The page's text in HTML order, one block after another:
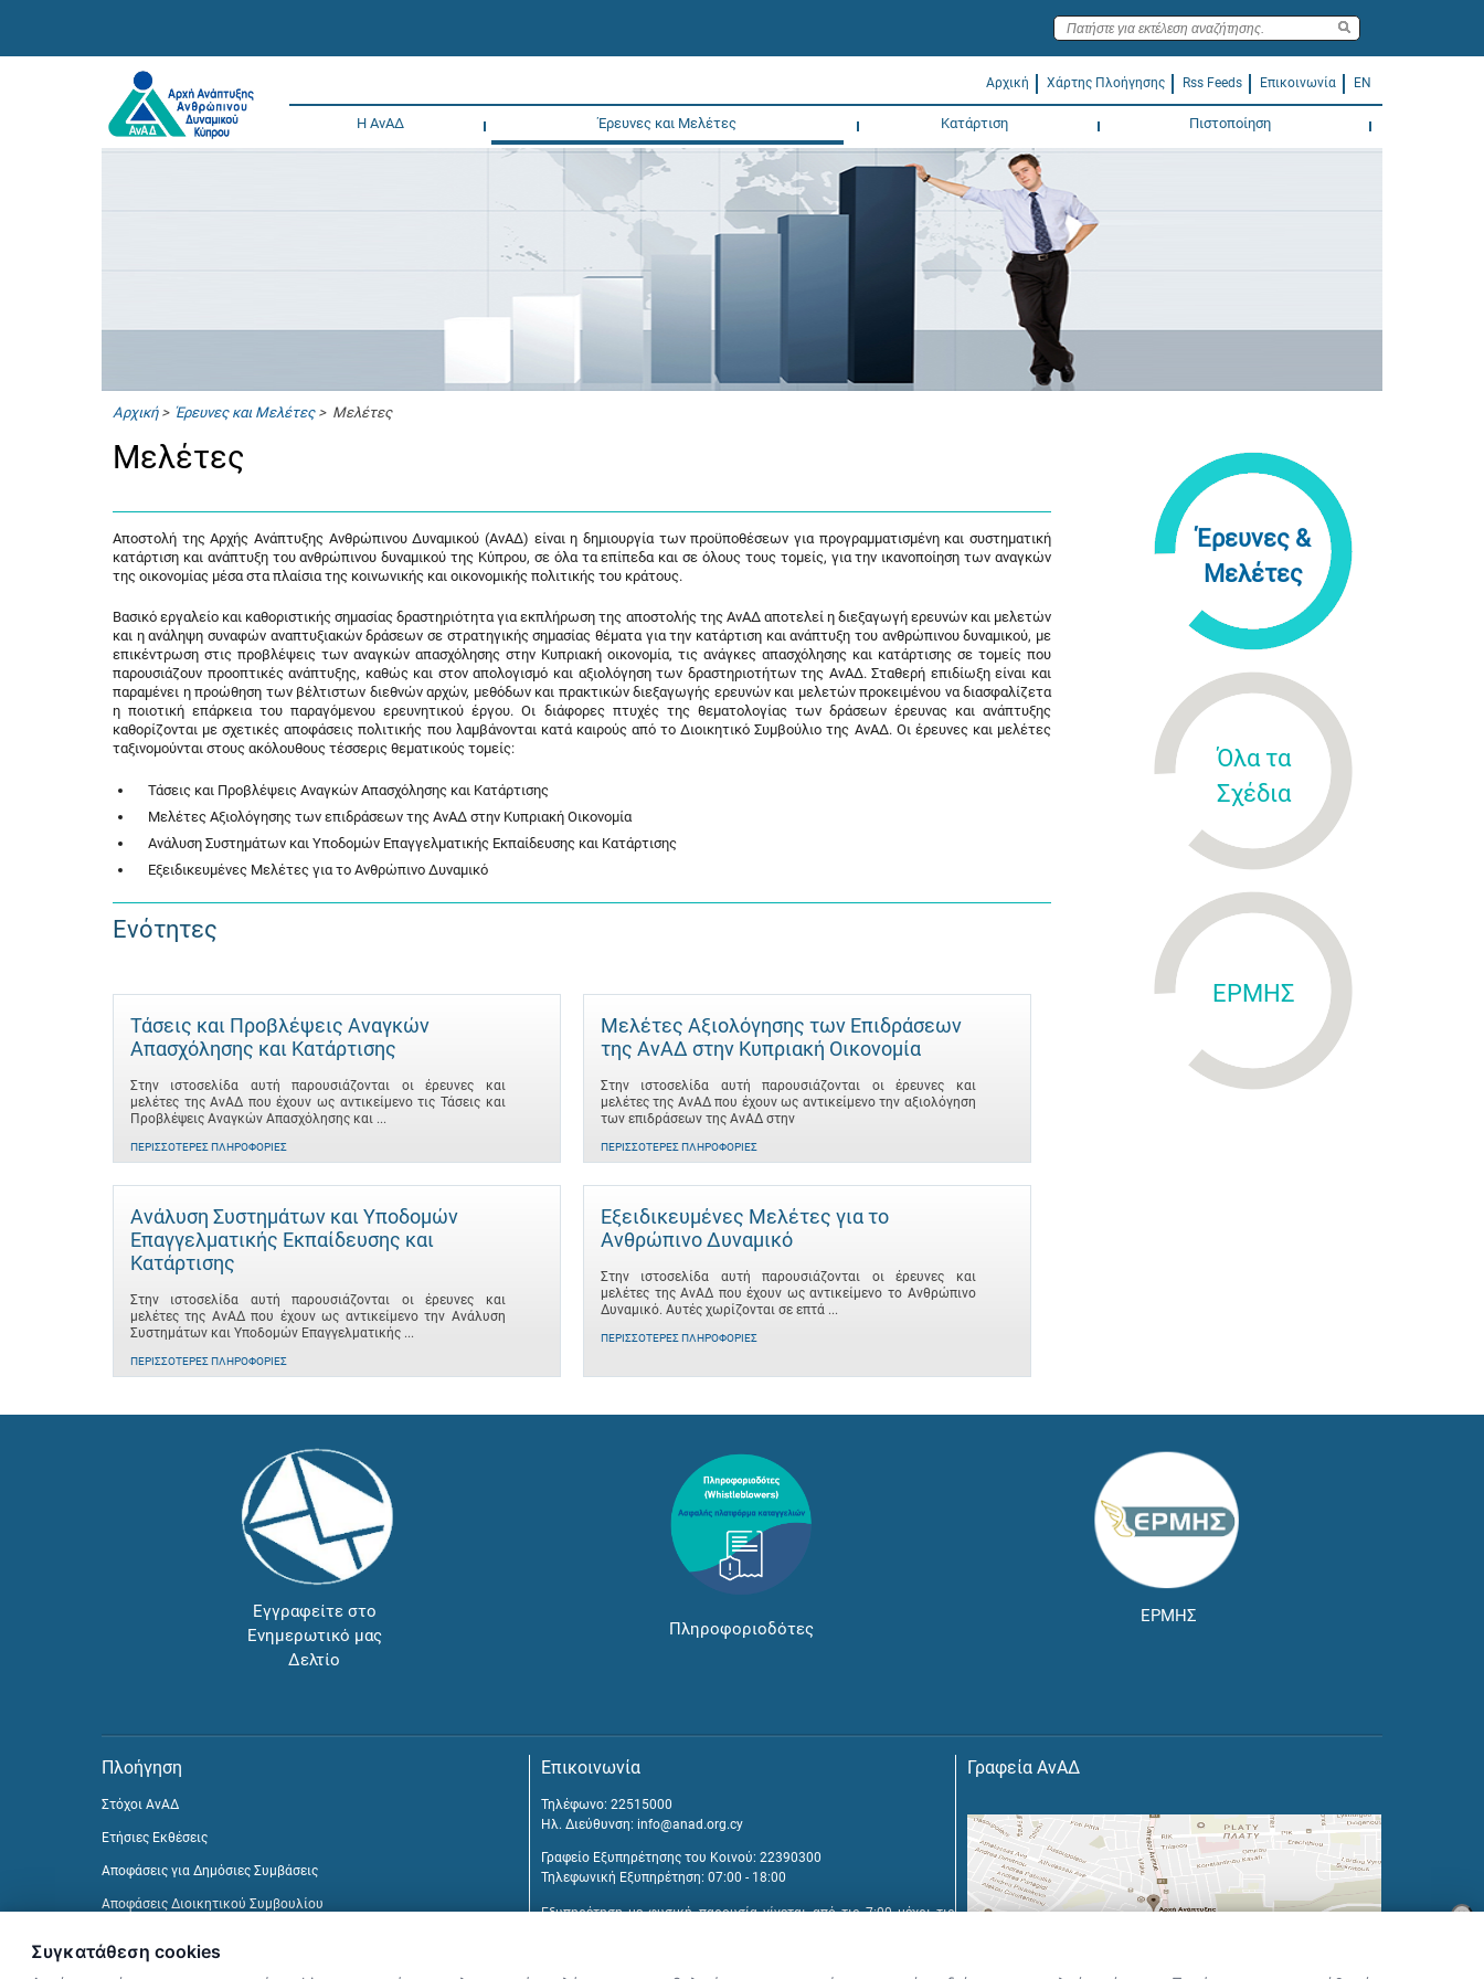
Αρχική Χάρτης Πλοήγησης Rss Feeds Επικοινωνία EN
Η ΑνΑΔ Έρευνες και Μελέτες Κατάρτιση Πιστοποίηση
Αρχική> Έρευνες και Μελέτες> Μελέτες
Μελέτες
Αποστολή της Αρχής Ανάπτυξης Ανθρώπινου Δυναμικού (ΑνΑΔ) είναι η δημιουργία των προϋποθέσεων για προγραμματισμένη και συστηματική
κατάρτιση και ανάπτυξη του ανθρώπινου δυναμικού της Κύπρου, σε όλα τα επίπεδα και σε όλους τους τομείς, για την ικανοποίηση των αναγκών
της οικονομίας μέσα στα πλαίσια της κοινωνικής και οικονομικής πολιτικής του κράτους.
Βασικό εργαλείο και καθοριστικής σημασίας δραστηριότητα για εκπλήρωση της αποστολής της ΑνΑΔ αποτελεί η διεξαγωγή ερευνών και μελετών
και η ανάληψη συναφών αναπτυξιακών δράσεων σε στρατηγικής σημασίας θέματα για την κατάρτιση και ανάπτυξη του ανθρώπινου δυναμικού, με
επικέντρωση στις προβλέψεις των αναγκών απασχόλησης στην Κυπριακή οικονομία, τις ανάγκες απασχόλησης και κατάρτισης σε τομείς που
παρουσιάζουν προοπτικές ανάπτυξης, καθώς και στον απολογισμό και αξιολόγηση των δραστηριοτήτων της ΑνΑΔ. Σταθερή επιδίωξη είναι και
παραμένει η προώθηση των βέλτιστων διεθνών αρχών, μεθόδων και πρακτικών διεξαγωγής ερευνών και μελετών προκειμένου να διασφαλίζετα
η ποιοτική επάρκεια του παραγόμενου ερευνητικού έργου. Οι διάφορες πτυχές της θεματολογίας των δράσεων έρευνας και ανάπτυξης
καθορίζονται με σχετικές αποφάσεις πολιτικής που λαμβάνονται κατά καιρούς από το Διοικητικό Συμβούλιο της ΑνΑΔ. Οι έρευνες και μελέτες
ταξινομούνται στους ακόλουθους τέσσερις θεματικούς τομείς:
Τάσεις και Προβλέψεις Αναγκών Απασχόλησης και Κατάρτισης
Μελέτες Αξιολόγησης των επιδράσεων της ΑνΑΔ στην Κυπριακή Οικονομία
Ανάλυση Συστημάτων και Υποδομών Επαγγελματικής Εκπαίδευσης και Κατάρτισης
Εξειδικευμένες Μελέτες για το Ανθρώπινο Δυναμικό
Ενότητες
Τάσεις και Προβλέψεις Αναγκών
Απασχόλησης και Κατάρτισης
Στην ιστοσελίδα αυτή παρουσιάζονται οι έρευνες και
μελέτες της ΑνΑΔ που έχουν ως αντικείμενο τις Τάσεις και
Προβλέψεις Αναγκών Απασχόλησης και ...
ΠΕΡΙΣΣΌΤΕΡΕΣ ΠΛΗΡΟΦΟΡΊΕΣ
Μελέτες Αξιολόγησης των Επιδράσεων
της ΑνΑΔ στην Κυπριακή Οικονομία
Στην ιστοσελίδα αυτή παρουσιάζονται οι έρευνες και
μελέτες της ΑνΑΔ που έχουν ως αντικείμενο την αξιολόγηση
των επιδράσεων της ΑνΑΔ στην
ΠΕΡΙΣΣΌΤΕΡΕΣ ΠΛΗΡΟΦΟΡΊΕΣ
Ανάλυση Συστημάτων και Υποδομών
Επαγγελματικής Εκπαίδευσης και
Κατάρτισης
Στην ιστοσελίδα αυτή παρουσιάζονται οι έρευνες και
μελέτες της ΑνΑΔ που έχουν ως αντικείμενο την Ανάλυση
Συστημάτων και Υποδομών Επαγγελματικής ...
ΠΕΡΙΣΣΌΤΕΡΕΣ ΠΛΗΡΟΦΟΡΊΕΣ
Εξειδικευμένες Μελέτες για το
Ανθρώπινο Δυναμικό
Στην ιστοσελίδα αυτή παρουσιάζονται οι έρευνες και
μελέτες της ΑνΑΔ που έχουν ως αντικείμενο το Ανθρώπινο
Δυναμικό. Αυτές χωρίζονται σε επτά ...
ΠΕΡΙΣΣΌΤΕΡΕΣ ΠΛΗΡΟΦΟΡΊΕΣ
Έρευνες &
Μελέτες
Όλα τα
Σχέδια
ΕΡΜΗΣ
Εγγραφείτε στο
Ενημερωτικό μας
Δελτίο
Πληροφοριοδότες
ΕΡΜΗΣ
Πλοήγηση
Στόχοι ΑνΑΔ
Ετήσιες Εκθέσεις
Αποφάσεις για Δημόσιες Συμβάσεις
Αποφάσεις Διοικητικού Συμβουλίου
Επικοινωνία
Τηλέφωνο: 22515000
Ηλ. Διεύθυνση: info@anad.org.cy
Γραφείο Εξυπηρέτησης του Κοινού: 22390300
Τηλεφωνική Εξυπηρέτηση: 07:00 - 18:00
Εξυπηρέτηση με φυσική παρουσία γίνεται από τις 7:00 μέχρι τις
Γραφεία ΑνΑΔ
×
Συγκατάθεση cookies